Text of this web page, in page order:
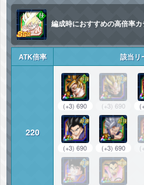
編成時におすすめの高倍率
ATK倍率 該当リ
220
(+3) 690 (+3) 690
(+3) 690 (+3) 690